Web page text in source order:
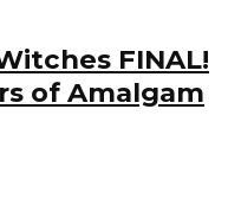
FINAL!
of Amalgam